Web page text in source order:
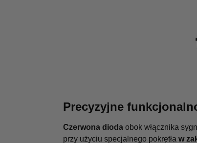
Precyzyjne
Czerwona diodaobok włącznika
przy użyciu specjalnego pokrętła w